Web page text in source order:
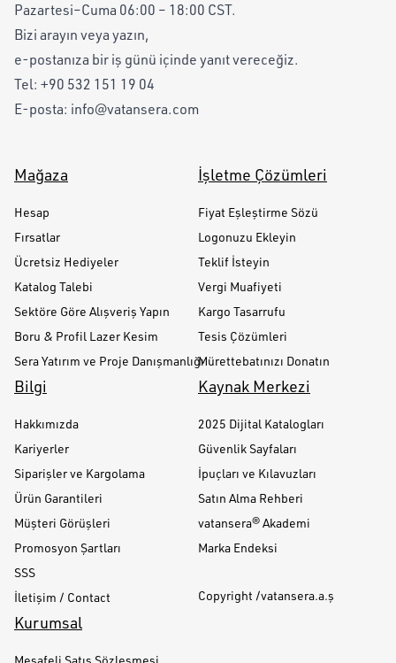
Pazartesi–Cuma 06:00 – 18:00 CST.
Bizi arayın veya yazın,
e-postanıza bir iş günü içinde yanıt vereceğiz.
Tel: +90 532 151 19 04
E-posta: info@vatansera.com
Mağaza
Hesap
Fırsatlar
Ücretsiz Hediyeler
Katalog Talebi
Sektöre Göre Alışveriş Yapın
Boru & Profil Lazer Kesim
Sera Yatırım ve Proje Danışmanlığı
İşletme Çözümleri
Fiyat Eşleştirme Sözü
Logonuzu Ekleyin
Teklif İsteyin
Vergi Muafiyeti
Kargo Tasarrufu
Tesis Çözümleri
Mürettebatınızı Donatın
Bilgi
Hakkımızda
Kariyerler
Siparişler ve Kargolama
Ürün Garantileri
Müşteri Görüşleri
Promosyon Şartları
SSS
İletişim / Contact
Kaynak Merkezi
2025 Dijital Katalogları
Güvenlik Sayfaları
İpuçları ve Kılavuzları
Satın Alma Rehberi
vatansera® Akademi
Marka Endeksi
Copyright /vatansera.a.ş
Kurumsal
Mesafeli Satış Sözleşmesi